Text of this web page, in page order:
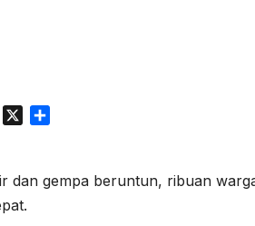
r
dan gempa beruntun, ribuan